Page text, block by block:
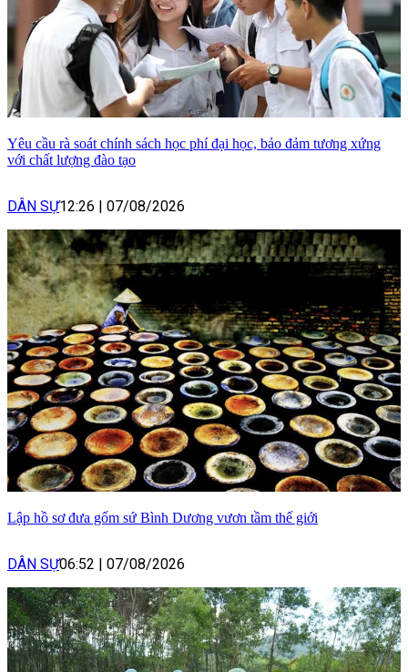
Yêu cầu rà soát chính sách học phí đại học, bảo đảm tương xứng
với chất lượng đào tạo
DÂN SỰ12:26 | 07/08/2026
Lập hồ sơ đưa gốm sứ Bình Dương vươn tầm thế giới
DÂN SỰ06:52 | 07/08/2026